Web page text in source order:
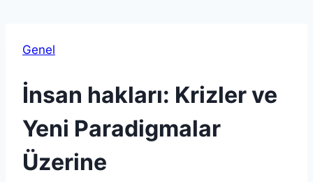
Genel
İnsan hakları: Krizler ve
Yeni Paradigmalar
Üzerine